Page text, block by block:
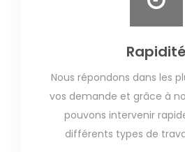
Rapidité
Nous répondons dans les
vos demande et grâce à
pouvons intervenir
différents types de